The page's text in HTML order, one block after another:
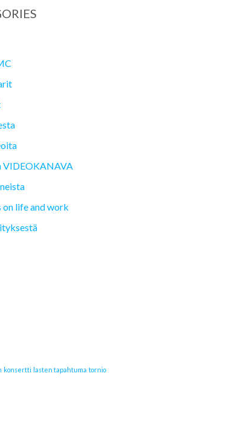
VIDEOKANAVA
on life and work
konsertti lasten tapahtuma tornio